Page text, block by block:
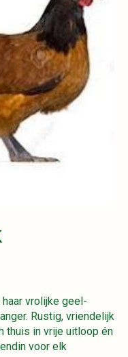
vrolijke geel-
Rustig, vriendelijk
thuis in vrije uitloop én
voor elk